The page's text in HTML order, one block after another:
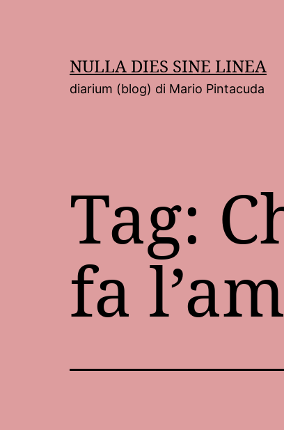
NULLA DIES SINE LINEA
diarium (blog) di Mario Pintacuda
Tag:
fa